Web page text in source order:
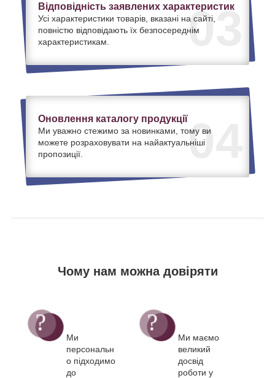
03
Відповідність заявлених характеристик
Усі характеристики товарів, вказані на сайті,
повністю відповідають їх безпосереднім
характеристикам.
04
Оновлення каталогу продукції
Ми уважно стежимо за новинками, тому ви
можете розраховувати на найактуальніші
пропозиції.
Чому нам можна довіряти
Ми
персональн
о підходимо
до
Ми маємо
великий
досвід
роботи у